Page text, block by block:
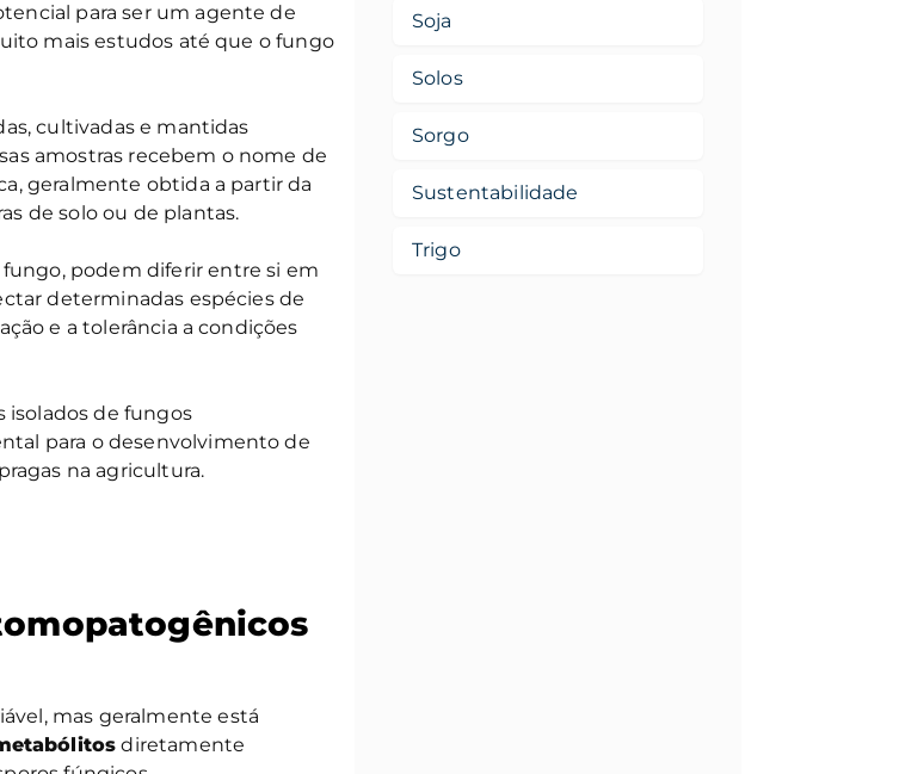
para ser um agente de
mais estudos até que o fungo
cultivadas e mantidas
amostras recebem o nome de
geralmente obtida a partir da
de solo ou de plantas.
podem diferir entre si em
determinadas espécies de
e a tolerância a condições
isolados de fungos
para o desenvolvimento de
na agricultura.
mas geralmente está
diretamente
Soja
Solos
Sorgo
Sustentabilidade
Trigo